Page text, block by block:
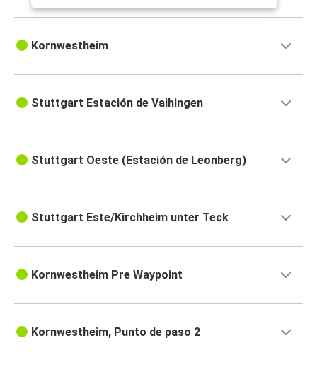
Kornwestheim
Stuttgart Estación de Vaihingen
Stuttgart Oeste (Estación de Leonberg)
Stuttgart Este/Kirchheim unter Teck
Kornwestheim Pre Waypoint
Kornwestheim, Punto de paso 2